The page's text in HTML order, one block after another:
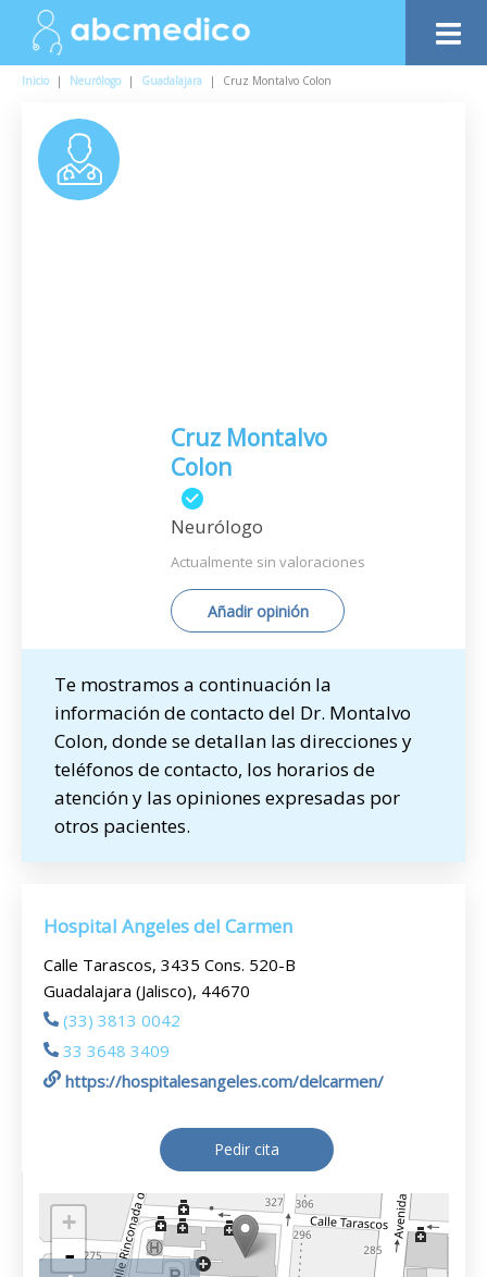
Inicio | Neurólogo | Guadalajara | Cruz Montalvo Colon
Cruz Montalvo
Colon
Neurólogo
Actualmente sin valoraciones
Añadir opinión
Te mostramos a continuación la
información de contacto del Dr. Montalvo
Colon, donde se detallan las direcciones y
teléfonos de contacto, los horarios de
atención y las opiniones expresadas por
otros pacientes.
Hospital Angeles del Carmen
Calle Tarascos, 3435 Cons. 520-B
Guadalajara (Jalisco), 44670
(33) 3813 0042
33 3648 3409
https://hospitalesangeles.com/delcarmen/
Pedir cita
+
-